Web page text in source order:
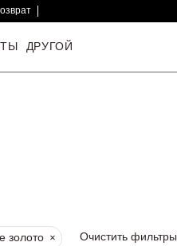
ДРУГОЙ
золото Очистить фильтры